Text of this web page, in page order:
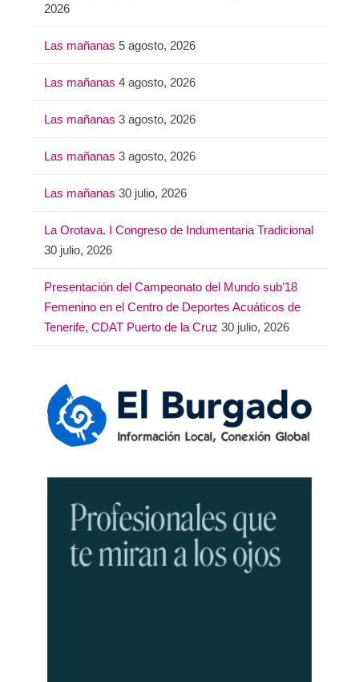
2026
Las mañanas 5 agosto, 2026
Las mañanas 4 agosto, 2026
Las mañanas 3 agosto, 2026
Las mañanas 3 agosto, 2026
Las mañanas 30 julio, 2026
La Orotava. I Congreso de Indumentaria Tradicional
30 julio, 2026
Presentación del Campeonato del Mundo sub’18
Femenino en el Centro de Deportes Acuáticos de
Tenerife, CDAT Puerto de la Cruz 30 julio, 2026